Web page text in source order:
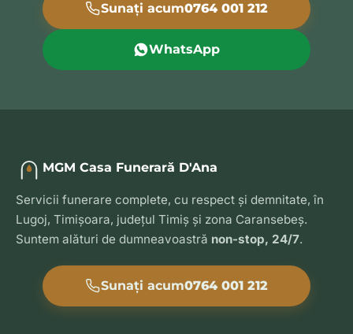
Sunați acum0764 001 212
WhatsApp
MGM Casa Funerară D'Ana
Servicii funerare complete, cu respect și demnitate, în
Lugoj, Timișoara, județul Timiș și zona Caransebeș.
Suntem alături de dumneavoastră non-stop, 24/7.
Sunați acum0764 001 212